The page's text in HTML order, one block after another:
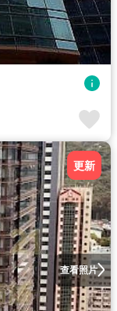
查看照片
更新